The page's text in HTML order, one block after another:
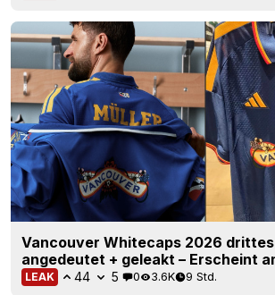
Vancouver Whitecaps 2026
angedeutet + geleakt – Erscheint
LEAK 44 5 0 3.6K 9 Std.